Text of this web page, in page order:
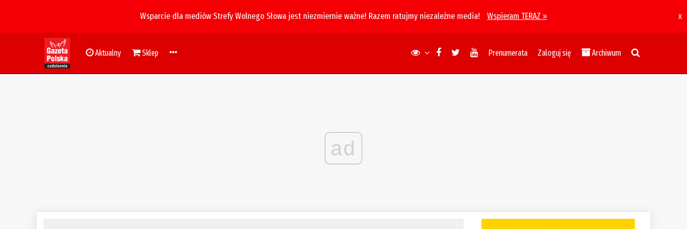
Wsparcie dla mediów Strefy Wolnego Słowa jest niezmiernie ważne! Razem ratujmy niezależne media! Wspieram TERAZ » x
Aktualny Sklep Prenumerata Zaloguj się Archiwum
ad